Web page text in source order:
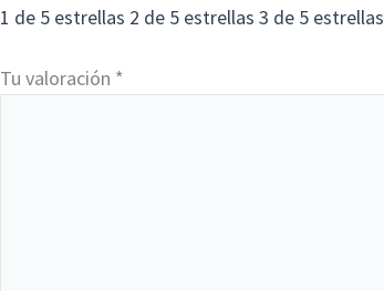
1 de 5 estrellas 2 de 5 estrellas 3 de 5 estrellas
Tu valoración *